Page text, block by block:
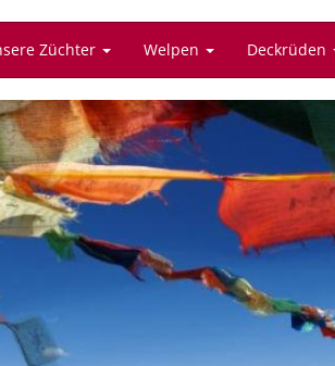
Züchter Welpen Deckrüden